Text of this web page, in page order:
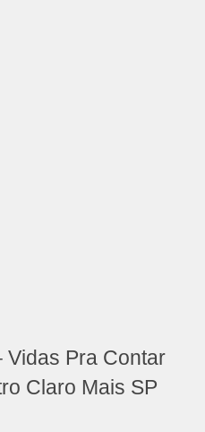
Vidas Pra Contar
Claro Mais SP